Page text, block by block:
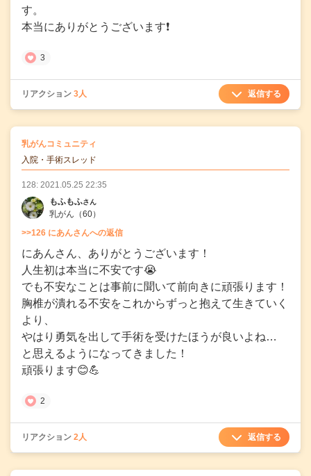
す。
本当にありがとうございます❗
3
リアクション 3人 返信する
乳がんコミュニティ
入院・手術スレッド
128: 2021.05.25 22:35
もふもふさん
乳がん （60）
>>126 にあんさんへの返信
にあんさん、ありがとうございます！
人生初は本当に不安です😭
でも不安なことは事前に聞いて前向きに頑張ります！
胸椎が潰れる不安をこれからずっと抱えて生きていく
より、
やはり勇気を出して手術を受けたほうが良いよね…
と思えるようになってきました！
頑張ります😊💪
2
リアクション 2人 返信する